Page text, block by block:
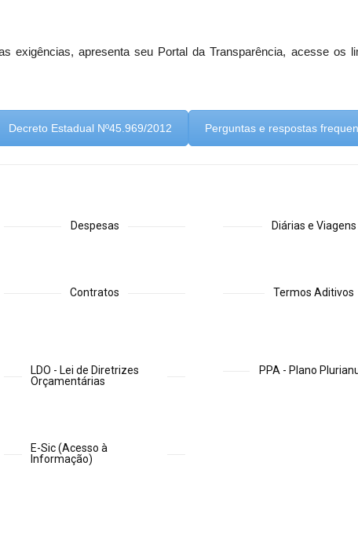
exigências, apresenta seu Portal da Transparência, acesse
Decreto Estadual Nº45.969/2012 Perguntas e respostas
Despesas Diárias e Viagens
Contratos Termos Aditivos
LDO - Lei de Diretrizes
Orçamentárias
PPA - Plano
E-Sic (Acesso à
Informação)